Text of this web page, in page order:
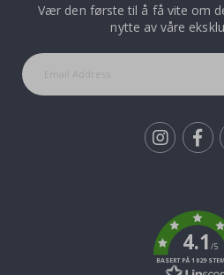
Vær den første til å få vite om
nytte av våre
4.1/5
BASERT PÅ 1029